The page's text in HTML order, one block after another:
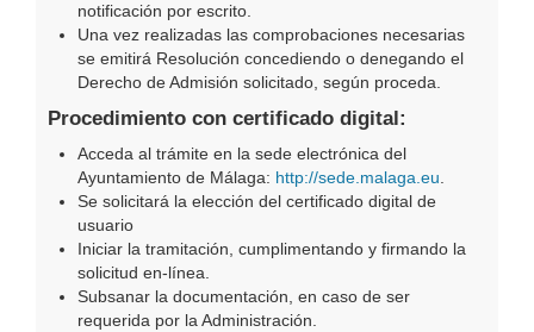
notificación por escrito.
Una vez realizadas las comprobaciones necesarias
se emitirá Resolución concediendo o denegando el
Derecho de Admisión solicitado, según proceda.
Procedimiento con certificado digital:
Acceda al trámite en la sede electrónica del
Ayuntamiento de Málaga: http://sede.malaga.eu.
Se solicitará la elección del certificado digital de
usuario
Iniciar la tramitación, cumplimentando y firmando la
solicitud en-línea.
Subsanar la documentación, en caso de ser
requerida por la Administración.